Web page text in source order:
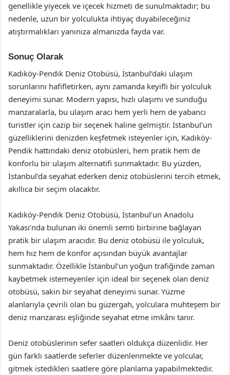
genellikle yiyecek ve içecek hizmeti de sunulmaktadır; bu
nedenle, uzun bir yolculukta ihtiyaç duyabileceğiniz
atıştırmalıkları yanınıza almanızda fayda var.
Sonuç Olarak
Kadıköy-Pendik Deniz Otobüsü, İstanbul’daki ulaşım
sorunlarını hafifletirken, aynı zamanda keyifli bir yolculuk
deneyimi sunar. Modern yapısı, hızlı ulaşımı ve sunduğu
manzaralarla, bu ulaşım aracı hem yerli hem de yabancı
turistler için cazip bir seçenek haline gelmiştir. İstanbul’un
güzelliklerini denizden keşfetmek isteyenler için, Kadıköy-
Pendik hattındaki deniz otobüsleri, hem pratik hem de
konforlu bir ulaşım alternatifi sunmaktadır. Bu yüzden,
İstanbul’da seyahat ederken deniz otobüslerini tercih etmek,
akıllıca bir seçim olacaktır.
Kadıköy-Pendik Deniz Otobüsü, İstanbul’un Anadolu
Yakası’nda bulunan iki önemli semti birbirine bağlayan
pratik bir ulaşım aracıdır. Bu deniz otobüsü ile yolculuk,
hem hız hem de konfor açısından büyük avantajlar
sunmaktadır. Özellikle İstanbul’un yoğun trafiğinde zaman
kaybetmek istemeyenler için ideal bir seçenek olan deniz
otobüsü, sakin bir seyahat deneyimi sunar. Yüzme
alanlarıyla çevrili olan bu güzergah, yolculara muhteşem bir
deniz manzarası eşliğinde seyahat etme imkânı tanır.
Deniz otobüslerinin sefer saatleri oldukça düzenlidir. Her
gün farklı saatlerde seferler düzenlenmekte ve yolcular,
gitmek istedikleri saatlere göre planlama yapabilmektedir.